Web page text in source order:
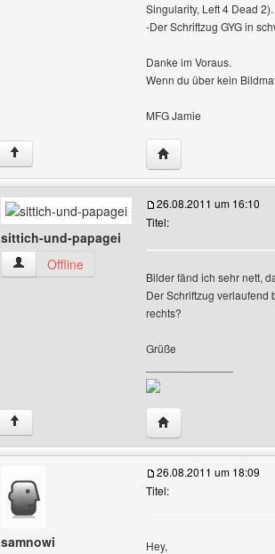
Singularity, Left 4 Dead 2).
-Der Schriftzug GYG in
Danke im Voraus.
Wenn du über kein
MFG Jamie
↑ Website dieses
sittich-und-papagei
sittich-und-papagei Benutzer-Profile anzeigen
Offline
26.08.2011 um 16:10
Titel:
Bilder fänd ich sehr nett,
Der Schriftzug verlaufend
rechts?
Grüße
↑ Website dieses
samnowi
26.08.2011 um 18:09
Titel:
Hey,